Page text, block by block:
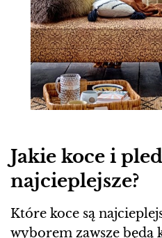
Jakie koce i
najcieplejsze?
Które koce są
wyborem zawsze będą